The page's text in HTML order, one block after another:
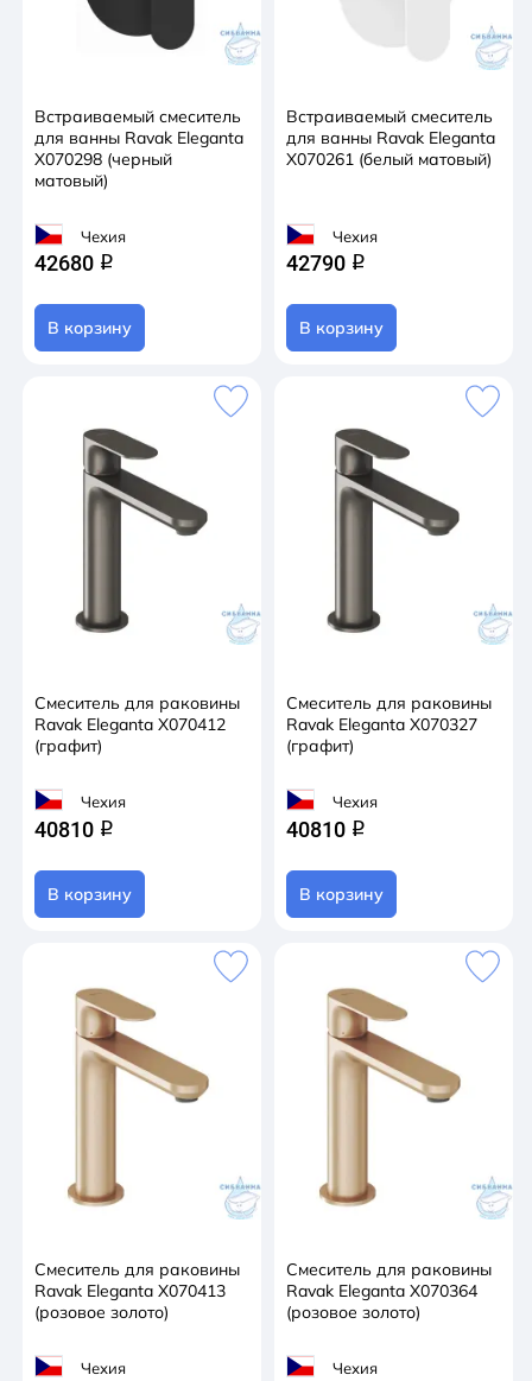
Встраиваемый смеситель
для ванны Ravak Eleganta
X070298 (черный
матовый)
Чехия
42680 q
В корзину
Встраиваемый смеситель
для ванны Ravak Eleganta
X070261 (белый матовый)
Чехия
42790 q
В корзину
Смеситель для раковины
Ravak Eleganta X070412
(графит)
Чехия
40810 q
В корзину
Смеситель для раковины
Ravak Eleganta X070327
(графит)
Чехия
40810 q
В корзину
Смеситель для раковины
Ravak Eleganta X070413
(розовое золото)
Чехия
Смеситель для раковины
Ravak Eleganta X070364
(розовое золото)
Чехия